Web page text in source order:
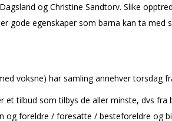
og Christine Sandtorv. Slike
gode egenskaper som barna kan ta med
voksne) har samling annehver torsdag
et tilbud som tilbys de aller minste, dvs
og foreldre / foresatte / besteforeldre og